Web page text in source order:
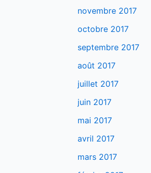
novembre 2017
octobre 2017
septembre 2017
août 2017
juillet 2017
juin 2017
mai 2017
avril 2017
mars 2017